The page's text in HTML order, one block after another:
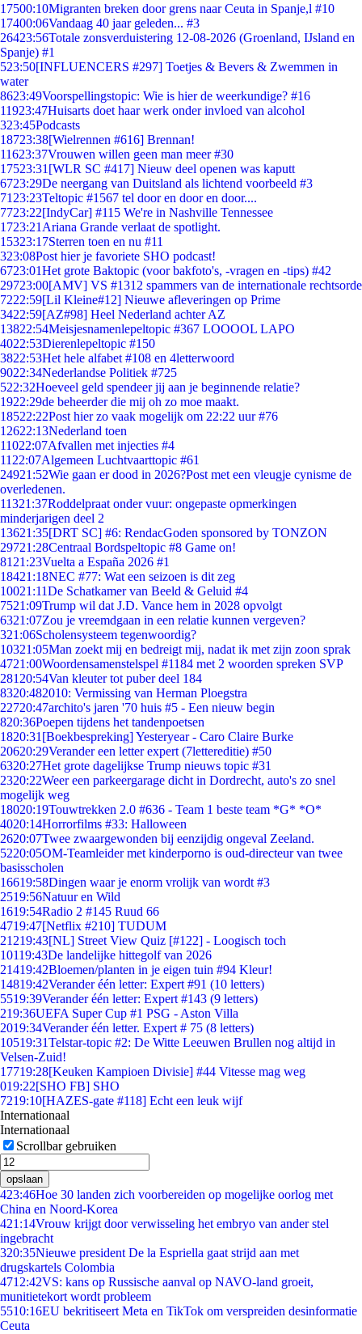
17500:10Migranten breken door grens naar Ceuta in Spanje,l #10
17400:06Vandaag 40 jaar geleden... #3
26423:56Totale zonsverduistering 12-08-2026 (Groenland, IJsland en
Spanje) #1
523:50[INFLUENCERS #297] Toetjes & Bevers & Zwemmen in
water
8623:49Voorspellingstopic: Wie is hier de weerkundige? #16
11923:47Huisarts doet haar werk onder invloed van alcohol
323:45Podcasts
18723:38[Wielrennen #616] Brennan!
11623:37Vrouwen willen geen man meer #30
17523:31 [WLR SC #417] Nieuw deel openen was kaputt
6723:29De neergang van Duitsland als lichtend voorbeeld #3
71 23:23Teltopic #1567 tel door en door en door....
7723:22[IndyCar] #115 We're in Nashville Tennessee
1723:21 Ariana Grande verlaat de spotlight.
15323:17Sterren toen en nu #11
323:08Post hier je favoriete SHO podcast!
6723:01Het grote Baktopic (voor bakfoto's, -vragen en -tips) #42
29723:00[AMV] VS #1312 spammers van de internationale rechtsorde
7222:59[Lil Kleine#12] Nieuwe afleveringen op Prime
3422:59[AZ#98] Heel Nederland achter AZ
13822:54Meisjesnamenlepeltopic #367 LOOOOL LAPO
4022:53Dierenlepeltopic #150
3822:53Het hele alfabet #108 en 4letterwoord
9022:34Nederlandse Politiek #725
522:32Hoeveel geld spendeer jij aan je beginnende relatie?
1922:29de beheerder die mij oh zo moe maakt.
18522:22Post hier zo vaak mogelijk om 22:22 uur #76
12622:13Nederland toen
11022:07Afvallen met injecties #4
11 22:07Algemeen Luchtvaarttopic #61
24921:52Wie gaan er dood in 2026?Post met een vleugje cynisme de
overledenen.
11321:37Roddelpraat onder vuur: ongepaste opmerkingen
minderjarigen deel 2
13621:35[DRT SC] #6: RendacGoden sponsored by TONZON
29721:28Centraal Bordspeltopic #8 Game on!
81 21:23Vuelta a España 2026 #1
18421:18NEC #77: Wat een seizoen is dit zeg
10021:11De Schatkamer van Beeld & Geluid #4
7521:09Trump wil dat J.D. Vance hem in 2028 opvolgt
6321:07Zou je vreemdgaan in een relatie kunnen vergeven?
321:06Scholensysteem tegenwoordig?
10321:05Man zoekt mij en bedreigt mij, nadat ik met zijn zoon sprak
4721:00Woordensamenstelspel #1184 met 2 woorden spreken SVP
281 20:54Van kleuter tot puber deel 184
8320:482010: Vermissing van Herman Ploegstra
22720:47archito's jaren '70 huis #5 - Een nieuw begin
820:36Poepen tijdens het tandenpoetsen
1820:31 [Boekbespreking] Yesteryear - Caro Claire Burke
20620:29Verander een letter expert (7lettereditie) #50
6320:27Het grote dagelijkse Trump nieuws topic #31
2320:22Weer een parkeergarage dicht in Dordrecht, auto's zo snel
mogelijk weg
18020:19Touwtrekken 2.0 #636 - Team 1 beste team *G* *O*
4020:14Horrorfilms #33: Halloween
2620:07Twee zwaargewonden bij eenzijdig ongeval Zeeland.
5220:05OM-Teamleider met kinderporno is oud-directeur van twee
basisscholen
16619:58Dingen waar je enorm vrolijk van wordt #3
2519:56Natuur en Wild
1619:54Radio 2 #145 Ruud 66
4719:47[Netflix #210] TUDUM
21219:43[NL] Street View Quiz [#122] - Loogisch toch
10119:43De landelijke hittegolf van 2026
21419:42Bloemen/planten in je eigen tuin #94 Kleur!
14819:42Verander één letter: Expert #91 (10 letters)
5519:39Verander één letter: Expert #143 (9 letters)
219:36UEFA Super Cup #1 PSG - Aston Villa
2019:34Verander één letter. Expert # 75 (8 letters)
10519:31Telstar-topic #2: De Witte Leeuwen Brullen nog altijd in
Velsen-Zuid!
17719:28[Keuken Kampioen Divisie] #44 Vitesse mag weg
019:22[SHO FB] SHO
7219:10[HAZES-gate #118] Echt een leuk wijf
Internationaal
Internationaal
Scrollbar gebruiken
opslaan
423:46Hoe 30 landen zich voorbereiden op mogelijke oorlog met
China en Noord-Korea
421:14Vrouw krijgt door verwisseling het embryo van ander stel
ingebracht
320:35Nieuwe president De la Espriella gaat strijd aan met
drugskartels Colombia
4712:42VS: kans op Russische aanval op NAVO-land groeit,
munitietekort wordt probleem
5510:16EU bekritiseert Meta en TikTok om verspreiden desinformatie
Ceuta